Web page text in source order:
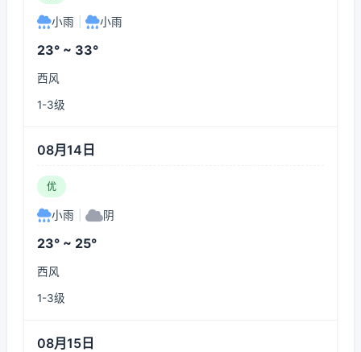
小雨 小雨
23° ~ 33°
西风
1-3级
08月14日
优
小雨 阴
23° ~ 25°
西风
1-3级
08月15日